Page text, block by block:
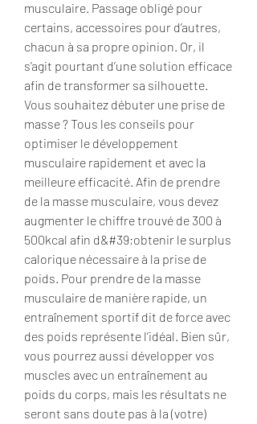
musculaire. Passage obligé pour
certains, accessoires pour d’autres,
chacun à sa propre opinion. Or, il
s’agit pourtant d’une solution efficace
afin de transformer sa silhouette.
Vous souhaitez débuter une prise de
masse ? Tous les conseils pour
optimiser le développement
musculaire rapidement et avec la
meilleure efficacité. Afin de prendre
de la masse musculaire, vous devez
augmenter le chiffre trouvé de 300 à
500kcal afin d&#39;obtenir le surplus
calorique nécessaire à la prise de
poids. Pour prendre de la masse
musculaire de manière rapide, un
entraînement sportif dit de force avec
des poids représente l’idéal. Bien sûr,
vous pourrez aussi développer vos
muscles avec un entraînement au
poids du corps, mais les résultats ne
seront sans doute pas à la (votre)